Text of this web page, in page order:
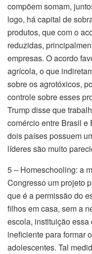
compõem somam,
logo, há capital de
produtos, que com o
reduzidas,
empresas. O acordo
agrícola, o que
sobre os agrotóxicos,
controle sobre esses
Trump disse que
comércio entre Brasil e
dois países possuem
líderes são muito
5 – Homeschooling: a
Congresso um projeto
que é a permissão do
filhos em casa, sem a
escola, instituição
ineficiente para formar
adolescentes. Tal